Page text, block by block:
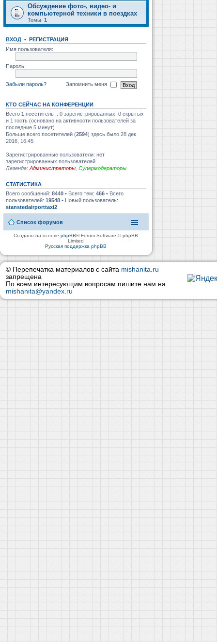
Обсуждение фото-, видео- и
компьютерной техники в поездках
Темы: 1
ВХОД • РЕГИСТРАЦИЯ
Имя пользователя:
Пароль:
Забыли пароль? Запомнить меня
КТО СЕЙЧАС НА КОНФЕРЕНЦИИ
Всего 1 посетитель :: 0 зарегистрированных, 0 скрытых
и 1 гость (основано на активности пользователей за
последние 5 минут)
Больше всего посетителей (2594) здесь было 28 дек
2016, 16:45
Зарегистрированные пользователи: нет
зарегистрированных пользователей
Легенда: Администраторы Супермодераторы
СТАТИСТИКА
Всего сообщений: 8440 • Всего тем: 466 • Всего
пользователей: 19548 • Новый пользователь:
stanstedairporttaxi2
Список форумов
Создано на основеphpBB® Forum Software © phpBB
Limited
Русская поддержка phpBB
© Перепечатка материалов с сайта mishanita.ru
запрещена
По всем интересующим вопросам пишите нам на
mishanita@yandex.ru